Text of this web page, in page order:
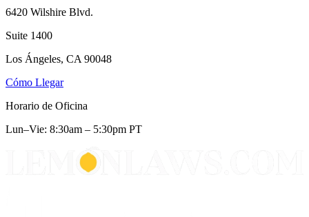
6420 Wilshire Blvd.
Suite 1400
Los Ángeles, CA 90048
Cómo Llegar
Horario de Oficina
Lun–Vie: 8:30am – 5:30pm PT